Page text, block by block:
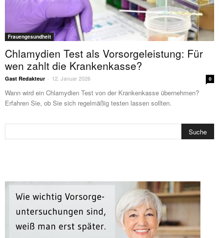
Frauengesundheit
Chlamydien Test als Vorsorgeleistung: Für
wen zahlt die Krankenkasse?
Gast Redakteur - 12. Januar 2026 0
Wann wird ein Chlamydien Test von der Krankenkasse übernehmen?
Erfahren Sie, ob Sie sich regelmäßig testen lassen sollten.